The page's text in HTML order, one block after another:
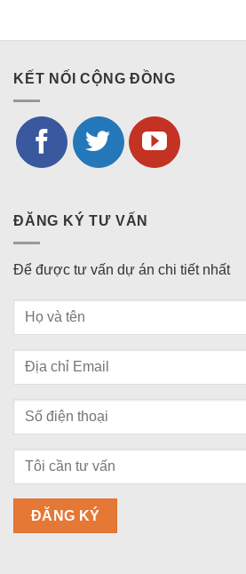
KẾT NỐI CỘNG ĐỒNG
ĐĂNG KÝ TƯ VẤN
Để được tư vấn dự án chi tiết nhất